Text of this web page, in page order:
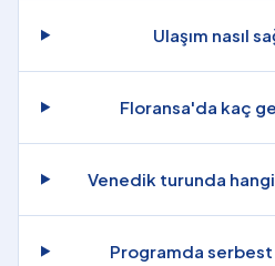
Ulaşım nasıl
Floransa'da kaç
Venedik turunda
Programda serbest